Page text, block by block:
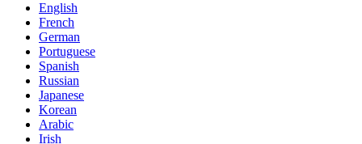
English
French
German
Portuguese
Spanish
Russian
Japanese
Korean
Arabic
Irish